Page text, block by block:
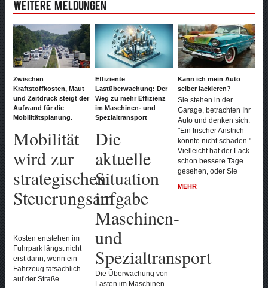
Weitere Meldungen
Zwischen
Kraftstoffkosten, Maut
und Zeitdruck steigt der
Aufwand für die
Mobilitätsplanung.
Mobilität
wird zur
strategischen
Steuerungsaufgabe
Kosten entstehen im
Fuhrpark längst nicht
erst dann, wenn ein
Fahrzeug tatsächlich
auf der Straße
Effiziente
Lastüberwachung: Der
Weg zu mehr Effizienz
im Maschinen- und
Spezialtransport
Die
aktuelle
Situation
im
Maschinen-
und
Spezialtransport
Die Überwachung von
Lasten im Maschinen-
Kann ich mein Auto
selber lackieren?
Sie stehen in der
Garage, betrachten Ihr
Auto und denken sich:
"Ein frischer Anstrich
könnte nicht schaden."
Vielleicht hat der Lack
schon bessere Tage
gesehen, oder Sie
MEHR